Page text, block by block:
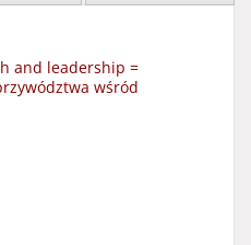
and leadership =
wśród